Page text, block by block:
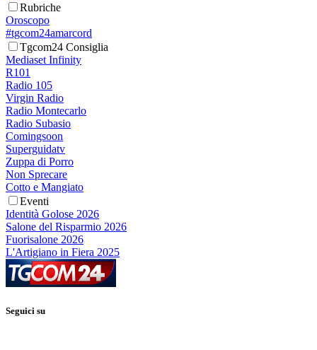
Rubriche
Oroscopo
#tgcom24amarcord
Tgcom24 Consiglia
Mediaset Infinity
R101
Radio 105
Virgin Radio
Radio Montecarlo
Radio Subasio
Comingsoon
Superguidatv
Zuppa di Porro
Non Sprecare
Cotto e Mangiato
Eventi
Identità Golose 2026
Salone del Risparmio 2026
Fuorisalone 2026
L'Artigiano in Fiera 2025
Seguici su